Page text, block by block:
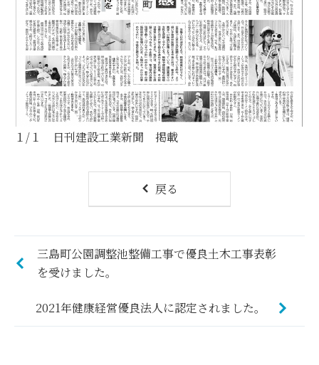
１/１ 日刊建設工業新聞 掲載
戻る
三島町公園調整池整備工事で優良土木工事表彰
を受けました。
2021年健康経営優良法人に認定されました。